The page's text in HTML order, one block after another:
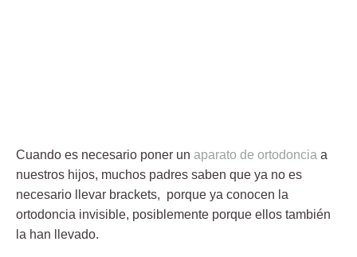
Cuando es necesario poner un aparato de ortodoncia a
nuestros hijos, muchos padres saben que ya no es
necesario llevar brackets, porque ya conocen la
ortodoncia invisible, posiblemente porque ellos también
la han llevado.